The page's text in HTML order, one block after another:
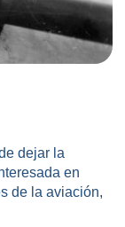
dejar la
en
de la aviación,